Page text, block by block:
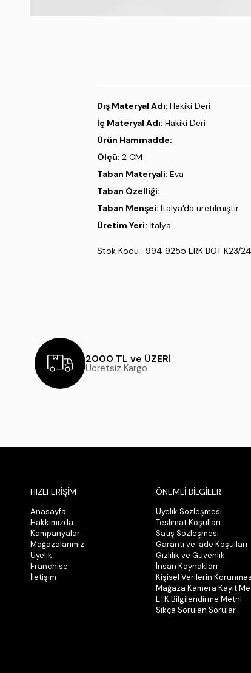
Dış Materyal Adı: Hakiki Deri
İç Materyal Adı: Hakiki Deri
Ürün Hammadde: .
Ölçü: 2 CM
Taban Materyali: Eva
Taban Özelliği: .
Taban Menşei: İtalya'da üretilmiştir
Üretim Yeri: İtalya
Stok Kodu : 994 9255 ERK BOT K23/24
2000 TL ve ÜZERİ
Ücretsiz Kargo
HIZLI ERİŞİM
Anasayfa
Hakkımızda
Kampanyalar
Mağazalarımız
Üyelik
Franchise
İletişim
ÖNEMLİ BİLGİLER
Üyelik Sözleşmesi
Teslimat Koşulları
Satış Sözleşmesi
Garanti ve İade Koşulları
Gizlilik ve Güvenlik
İnsan Kaynakları
Kişisel Verilerin
Mağaza Kamera Kayıt
ETK Bilgilendirme Metni
Sıkça Sorulan Sorular